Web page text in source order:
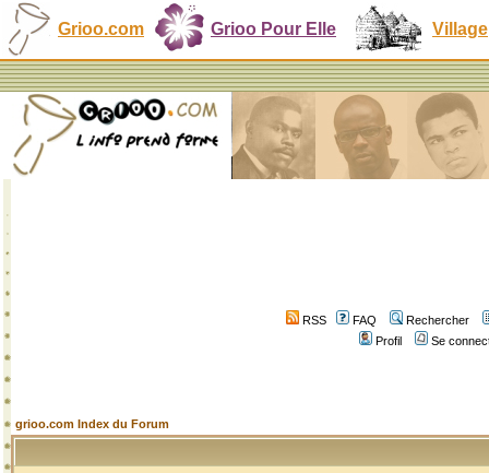
Grioo.com Grioo Pour Elle Village
RSS FAQ
Rechercher
Profil
Se
grioo.com Index du Forum